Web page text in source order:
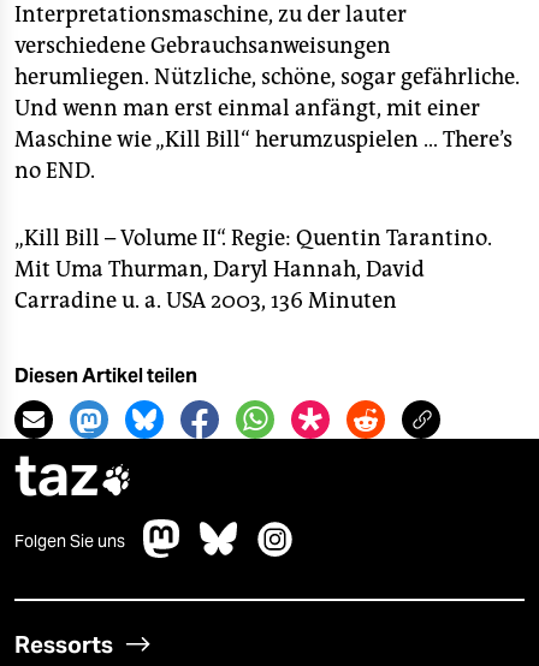
Interpretationsmaschine, zu der lauter
verschiedene Gebrauchsanweisungen
herumliegen. Nützliche, schöne, sogar gefährliche.
Und wenn man erst einmal anfängt, mit einer
Maschine wie „Kill Bill“ herumzuspielen … There’s
no END.
„Kill Bill – Volume II“. Regie: Quentin Tarantino.
Mit Uma Thurman, Daryl Hannah, David
Carradine u. a. USA 2003, 136 Minuten
Diesen Artikel teilen
taz
Folgen Sie uns
Ressorts